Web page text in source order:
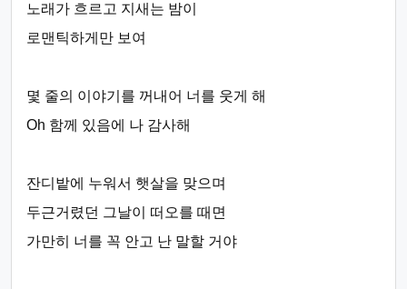
노래가 흐르고 지새는 밤이
로맨틱하게만 보여
몇 줄의 이야기를 꺼내어 너를 웃게 해
Oh 함께 있음에 나 감사해
잔디밭에 누워서 햇살을 맞으며
두근거렸던 그날이 떠오를 때면
가만히 너를 꼭 안고 난 말할 거야